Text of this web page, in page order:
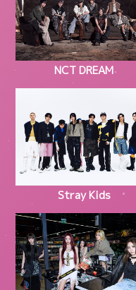
NCT DREAM
Stray Kids